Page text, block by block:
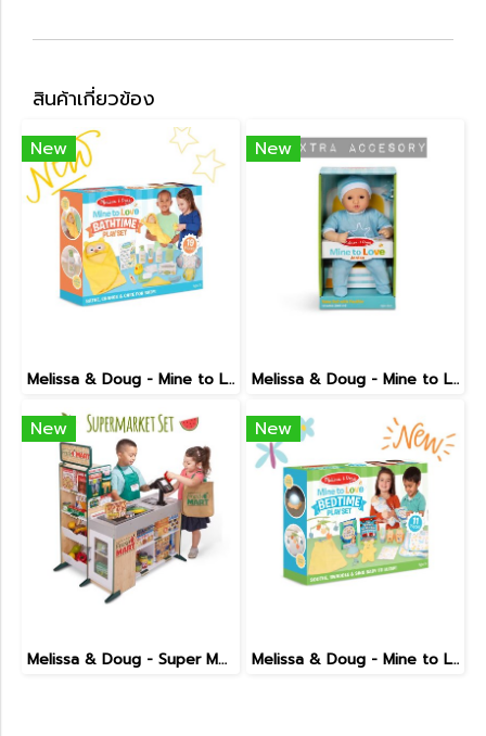
สินค้าเกี่ยวข้อง
New
Melissa & Doug - Mine to Love ( Bathtime Play Set )
New
Melissa & Doug - Mine to Love ( Jordan )
New
Melissa & Doug - Super Market Set
New
Melissa & Doug - Mine to Love ( Bedtime Play Set )